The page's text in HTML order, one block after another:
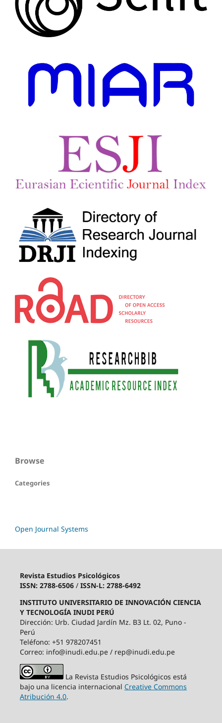
Browse
Categories
Open Journal Systems
Revista Estudios Psicológicos
ISSN: 2788-6506/ ISSN-L: 2788-6492
INSTITUTO UNIVERSITARIO DE INNOVACIÓN CIENCIA
Y TECNOLOGÍA INUDI PERÚ
Dirección: Urb. Ciudad Jardín Mz. B3 Lt. 02, Puno -
Perú
Teléfono: +51 978207451
Correo: info@inudi.edu.pe / rep@inudi.edu.pe
La Revista Estudios Psicológicos está
bajo una licencia internacional Creative Commons
Atribución 4.0.